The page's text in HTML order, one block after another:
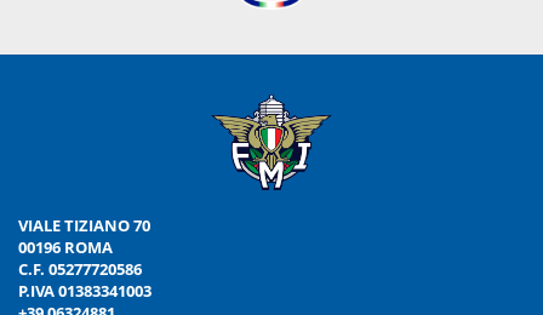
VIALE TIZIANO 70
00196 ROMA
C.F. 05277720586
P.IVA 01383341003